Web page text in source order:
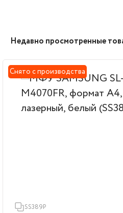
Недавно просмотренные
Снято с производства
SS389P